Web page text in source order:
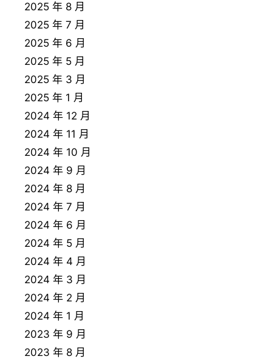
2025 年 8 月
2025 年 7 月
2025 年 6 月
2025 年 5 月
2025 年 3 月
2025 年 1 月
2024 年 12 月
2024 年 11 月
2024 年 10 月
2024 年 9 月
2024 年 8 月
2024 年 7 月
2024 年 6 月
2024 年 5 月
2024 年 4 月
2024 年 3 月
2024 年 2 月
2024 年 1 月
2023 年 9 月
2023 年 8 月